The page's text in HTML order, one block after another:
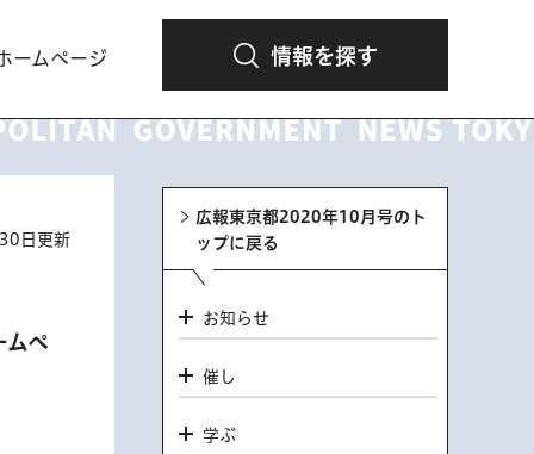
ームページ 情報を探す
日更新
ムペ
広報東京都2020年10月号のト
ップに戻る
お知らせ
催し
学ぶ